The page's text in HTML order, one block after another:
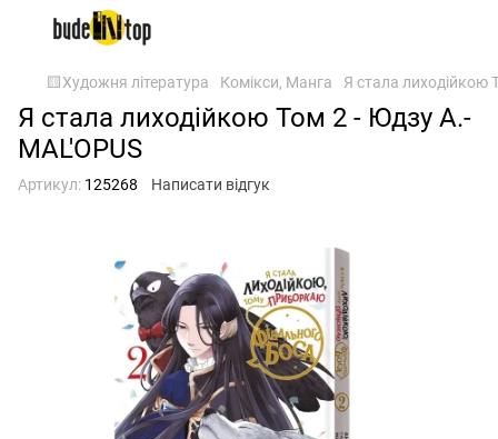
🟨Художня література Комікси, Манга Я стала лиходійкою
Я стала лиходійкою Том 2 - Юдзу А.-
MAL'OPUS
Артикул: 125268 Написати відгук